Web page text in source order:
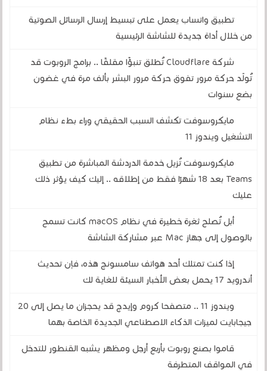
تطبيق واتساب يعمل على تبسيط إرسال الرسائل الصوتية
من خلال أداة جديدة للشاشة الرئيسية
شركة Cloudflare تُطلق تنبؤًا مقلقًا .. برامج الروبوت قد
تُولّد حركة مرور تفوق حركة مرور البشر بألف مرة في غضون
بضع سنوات
مايكروسوفت تكشف السبب الحقيقي وراء بطء نظام
التشغيل ويندوز 11
مايكروسوفت تُزيل خدمة الدردشة المباشرة من تطبيق
Teams بعد 18 شهرًا فقط من إطلاقه .. إليك كيف يؤثر ذلك
عليك
أبل تُصلح ثغرة خطيرة في نظام macOS كانت تسمح
بالوصول إلى جهاز Mac عبر مشاركة الشاشة
إذا كنت تمتلك أحد هواتف سامسونج هذه، فإن تحديث
أندرويد 17 يحمل بعض الأخبار السيئة للغاية لك
ويندوز 11 .. متصفحا كروم وإيدج قد يحجزان ما يصل إلى 20
جيجابايت لميزات الذكاء الاصطناعي الجديدة الخاصة بهما
قاموا بصنع روبوت بأربع أرجل ومظهر يشبه القنطور للتدخل
في المواقف المتطرفة